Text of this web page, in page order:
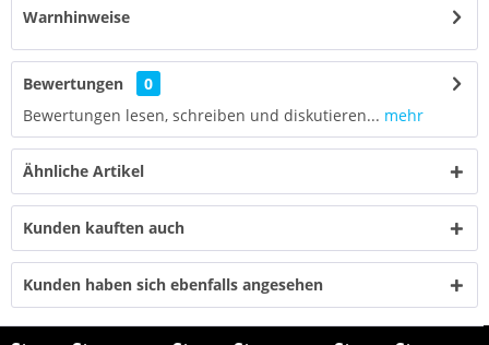
Warnhinweise
Bewertungen
0
Bewertungen lesen, schreiben und diskutieren... mehr
Ähnliche Artikel
Kunden kauften auch
Kunden haben sich ebenfalls angesehen